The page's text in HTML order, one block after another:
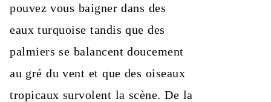
pouvez vous baigner dans des
eaux turquoise tandis que des
palmiers se balancent doucement
au gré du vent et que des oiseaux
tropicaux survolent la scène. De la